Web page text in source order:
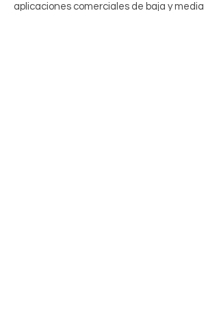
aplicaciones comerciales de baja y media